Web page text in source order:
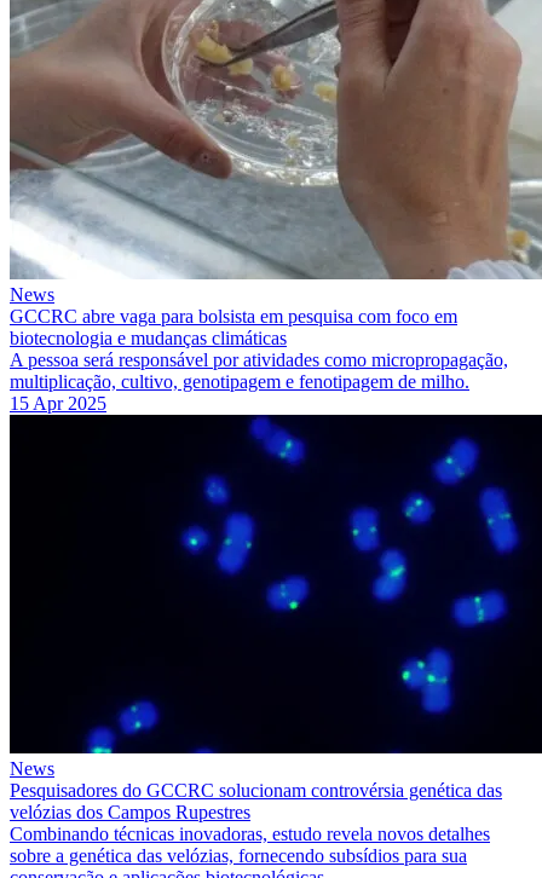
News
GCCRC abre vaga para bolsista em pesquisa com foco em
biotecnologia e mudanças climáticas
A pessoa será responsável por atividades como micropropagação,
multiplicação, cultivo, genotipagem e fenotipagem de milho.
15 Apr 2025
News
Pesquisadores do GCCRC solucionam controvérsia genética das
velózias dos Campos Rupestres
Combinando técnicas inovadoras, estudo revela novos detalhes
sobre a genética das velózias, fornecendo subsídios para sua